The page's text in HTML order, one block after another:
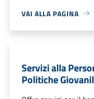
VAI ALLA PAGINA
Servizi alla
Politiche